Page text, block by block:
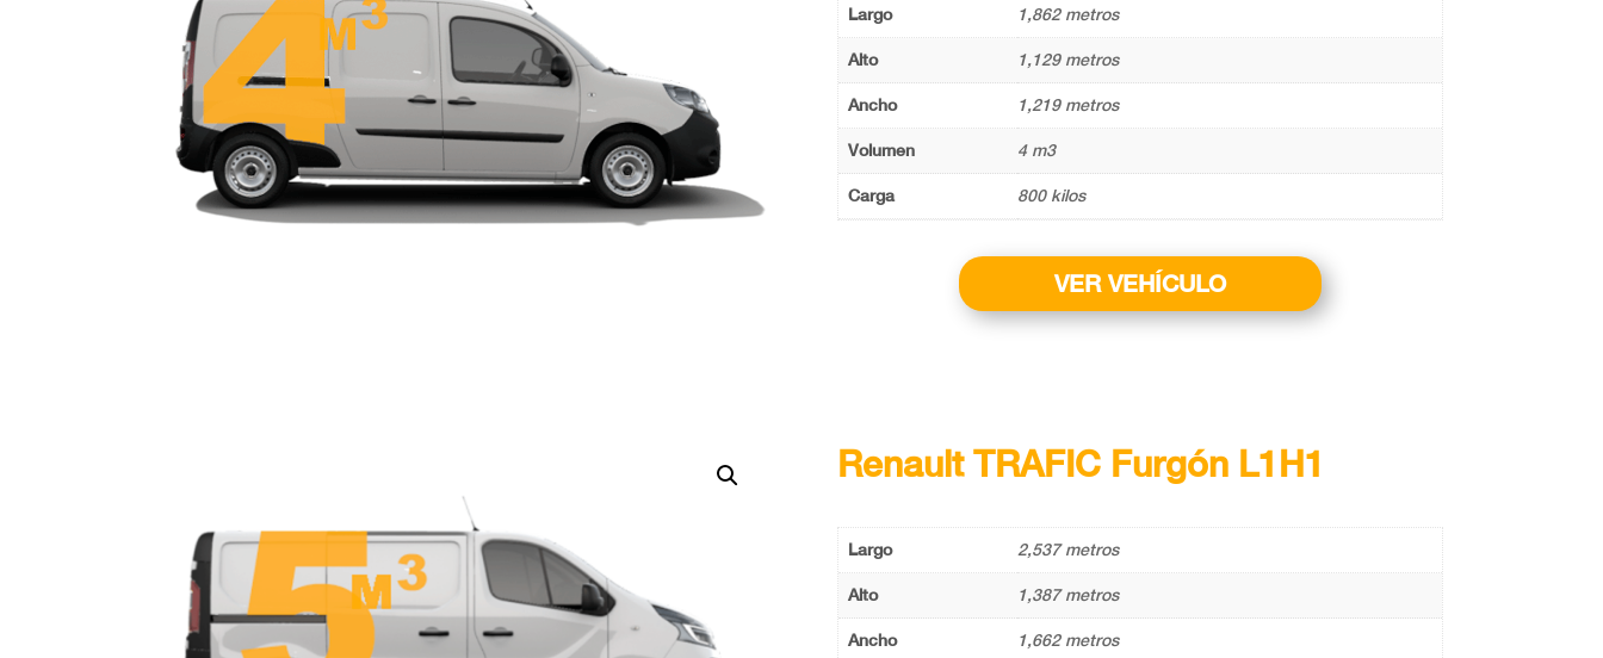
Largo 1,862 metros
Alto 1,129 metros
Ancho 1,219 metros
Volumen 4 m3
Carga 800 kilos
VER VEHÍCULO
Renault TRAFIC Furgón L1H1
Largo 2,537 metros
Alto 1,387 metros
Ancho 1,662 metros